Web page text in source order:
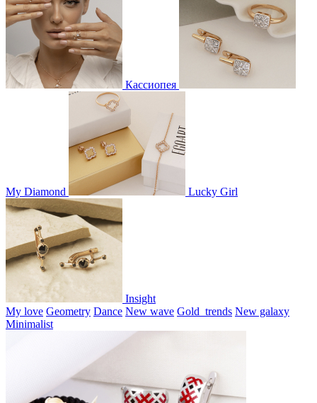
Кассиопея
My Diamond Lucky Girl
Insight
My love Geometry Dance New wave Gold_trends New galaxy
Minimalist